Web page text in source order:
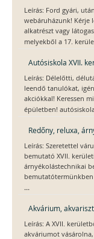
Leírás: Ford gyári,
webáruházunk! Kérje
alkatrészt vagy
melyekből a 17.
Autósiskola XVII.
Leírás: Délelőtti,
leendő tanulókat,
akciókkal! Keressen
épületben!
Redőny, reluxa,
Leírás: Szeretettel
bemutató XVII.
árnyékolástechnikai
...
Akvárium,
Leírás: A XVII.
akváriumot